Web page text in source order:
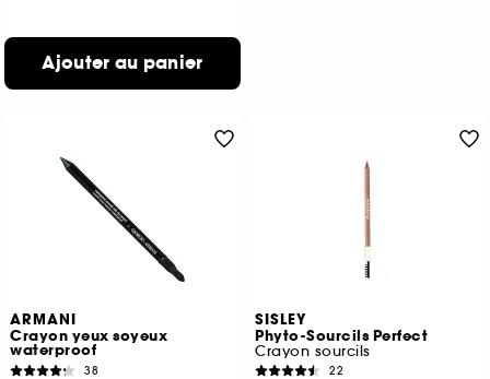
Ajouter au panier
ARMANI
Crayon yeux soyeux
waterproof
38
SISLEY
Phyto-Sourcils Perfect
Crayon sourcils
22